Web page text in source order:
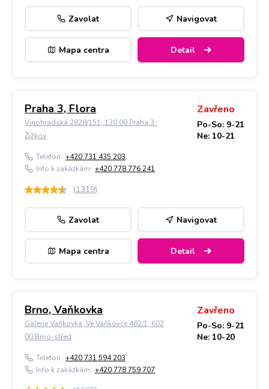
Zavolat Navigovat
Mapa centra Detail
Praha 3, Flora
Vinohradská 2828/151, 130 00 Praha 3-
Žižkov
Zavřeno
Po-So: 9-21
Ne: 10-21
Telefon: +420 731 435 203
Info k zakázkám: +420 778 776 241
(1319)
Zavolat Navigovat
Mapa centra Detail
Brno, Vaňkovka
Galerie Vaňkovka, Ve Vaňkovce 462/1, 602
00 Brno-střed
Zavřeno
Po-So: 9-21
Ne: 10-20
Telefon: +420 731 594 203
Info k zakázkám: +420 778 759 707